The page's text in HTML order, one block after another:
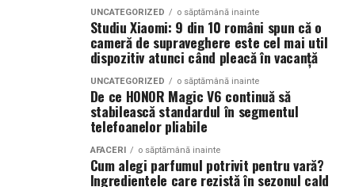
Focacceria și Panoramic.
Despre Rotaract
Rotaract este o organizație internațională dedicată
tinerilor cu vârste de peste 18 ani, care dezvoltă
proiecte de voluntariat, educație, leadership și implicare
comunitară. Parte a familiei Rotary International,
Rotaract reunește tineri profesioniști și studenți care își
întregii echipe pe15 februarie, de la 17:30.
, regizorulPaul Decuși actoriiSergiu
Costache, Azaleea Necula și Oana Gherman
ajunge la cinematografulInspire VIP Electroputere
Mall pe 16 februarie de la ora 18:00.
Vlad Gherman, Oana Gherman și Ioana
vin la întâlnirea cu publicul dinCinema City
UNCATEGORIZED o săptămână inainte
Studiu Xiaomi: 9 din 10 români spun că o
cameră de supraveghere este cel mai util
dispozitiv atunci când pleacă în vacanță
UNCATEGORIZED o săptămână inainte
De ce HONOR Magic V6 continuă să
stabilească standardul în segmentul
telefoanelor pliabile
AFACERI o săptămână inainte
Cum alegi parfumul potrivit pentru vară?
Ingredientele care rezistă în sezonul cald